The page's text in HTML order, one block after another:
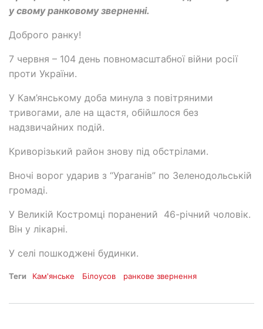
у свому ранковому зверненні.
Доброго ранку!
7 червня – 104 день повномасштабної війни росії
проти України.
У Кам’янському доба минула з повітряними
тривогами, але на щастя, обійшлося без
надзвичайних подій.
Криворізький район знову під обстрілами.
Вночі ворог ударив з “Ураганів” по Зеленодольській
громаді.
У Великій Костромці поранений 46-річний чоловік.
Він у лікарні.
У селі пошкоджені будинки.
Теги Кам'янське Білоусов ранкове звернення